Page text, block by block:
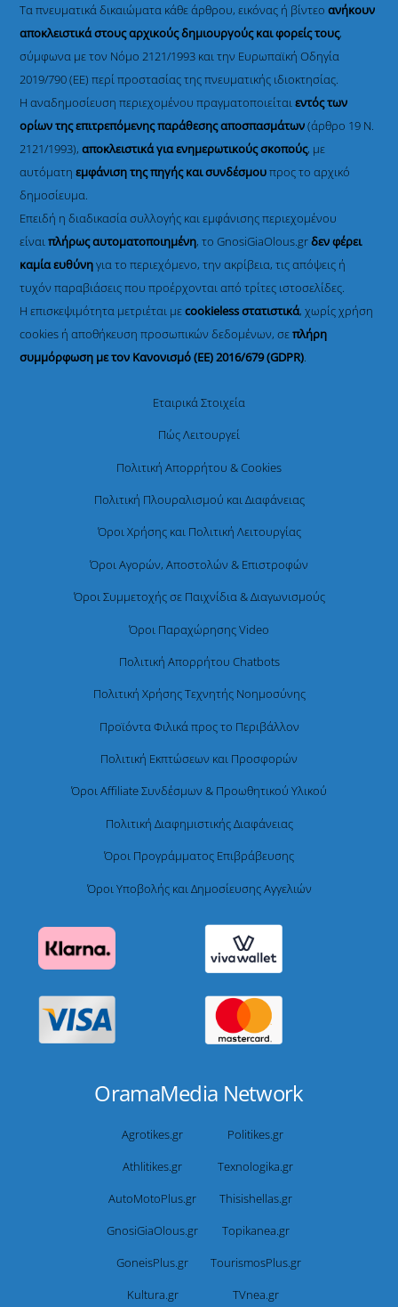
Τα πνευματικά δικαιώματα κάθε άρθρου, εικόνας ή βίντεοανήκουν
αποκλειστικά στους αρχικούς δημιουργούς και φορείς τους,
σύμφωνα με τον Νόμο 2121/1993 και την Ευρωπαϊκή Οδηγία
2019/790 (ΕΕ) περί προστασίας της πνευματικής ιδιοκτησίας.
Η αναδημοσίευση περιεχομένου πραγματοποιείταιεντός των
ορίων της επιτρεπόμενης παράθεσης αποσπασμάτων(άρθρο 19 Ν.
2121/1993), αποκλειστικά για ενημερωτικούς σκοπούς, με
αυτόματηεμφάνιση της πηγής και συνδέσμουπρος το αρχικό
δημοσίευμα.
Επειδή η διαδικασία συλλογής και εμφάνισης περιεχομένου
είναιπλήρως αυτοματοποιημένη, το GnosiGiaOlous.grδεν φέρει
καμία ευθύνηγια το περιεχόμενο, την ακρίβεια, τις απόψεις ή
τυχόν παραβιάσεις που προέρχονται από τρίτες ιστοσελίδες.
Η επισκεψιμότητα μετριέται μεcookieless στατιστικά, χωρίς χρήση
cookies ή αποθήκευση προσωπικών δεδομένων, σεπλήρη
συμμόρφωση με τον Κανονισμό (ΕΕ) 2016/679 (GDPR).
Εταιρικά Στοιχεία
Πώς Λειτουργεί
Πολιτική Απορρήτου & Cookies
Πολιτική Πλουραλισμού και Διαφάνειας
Όροι Χρήσης και Πολιτική Λειτουργίας
Όροι Αγορών, Αποστολών & Επιστροφών
Όροι Συμμετοχής σε Παιχνίδια & Διαγωνισμούς
Όροι Παραχώρησης Video
Πολιτική Απορρήτου Chatbots
Πολιτική Χρήσης Τεχνητής Νοημοσύνης
Προϊόντα Φιλικά προς το Περιβάλλον
Πολιτική Εκπτώσεων και Προσφορών
Όροι Affiliate Συνδέσμων & Προωθητικού Υλικού
Πολιτική Διαφημιστικής Διαφάνειας
Όροι Προγράμματος Επιβράβευσης
Όροι Υποβολής και Δημοσίευσης Αγγελιών
OramaMedia Network
Agrotikes.gr
Politikes.gr
Athlitikes.gr
Texnologika.gr
AutoMotoPlus.gr
Thisishellas.gr
GnosiGiaOlous.gr
Topikanea.gr
GoneisPlus.gr
TourismosPlus.gr
Kultura.gr
TVnea.gr